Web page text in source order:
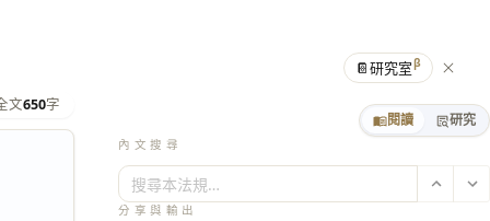
文650字
閱讀 研究
內文搜尋
搜尋本法規…
分享與輸出
📔研究室β